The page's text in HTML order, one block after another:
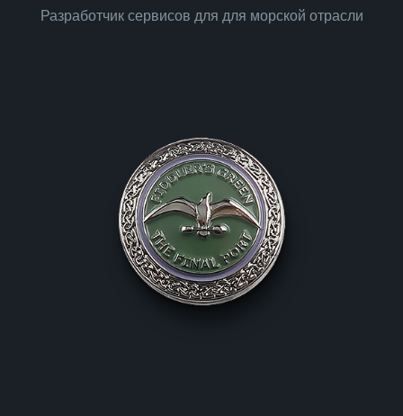
Разработчик сервисов для для морской отрасли